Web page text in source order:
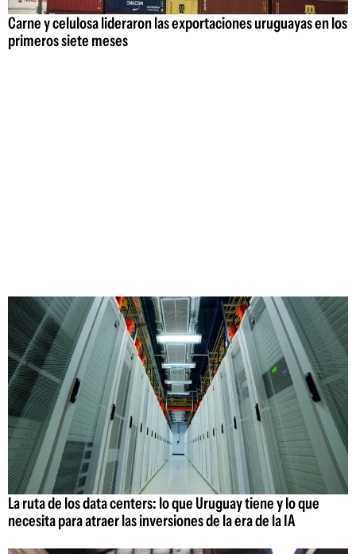
Carne y celulosa lideraron las exportaciones uruguayas en los
primeros siete meses
La ruta de los data centers: lo que Uruguay tiene y lo que
necesita para atraer las inversiones de la era de la IA